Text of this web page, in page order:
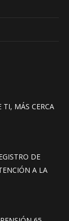
TI, MÁS CERCA
DE
A LA